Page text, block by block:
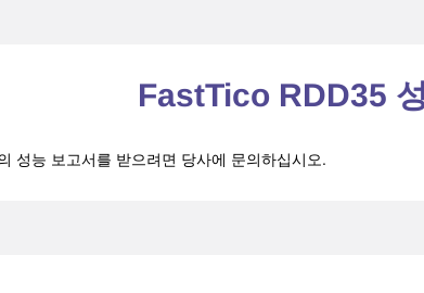
FastTico RDD35
성능 보고서를 받으려면 당사에 문의하십시오.